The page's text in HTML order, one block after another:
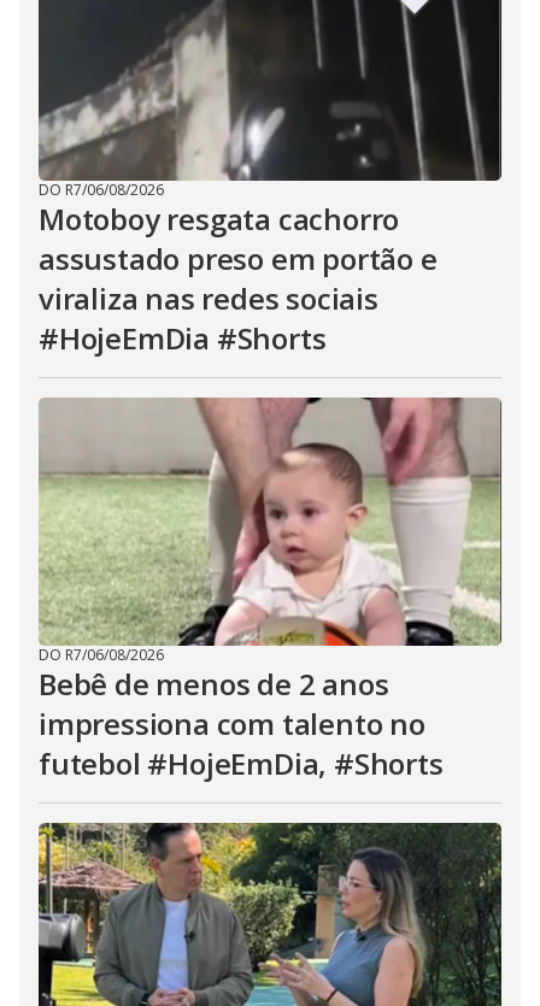
DO R7/06/08/2026
Motoboy resgata cachorro
assustado preso em portão e
viraliza nas redes sociais
#HojeEmDia #Shorts
DO R7/06/08/2026
Bebê de menos de 2 anos
impressiona com talento no
futebol #HojeEmDia, #Shorts